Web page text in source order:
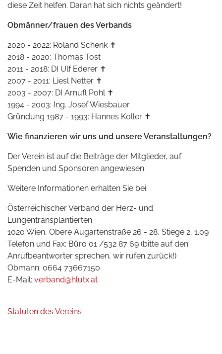
diese Zeit helfen. Daran hat sich nichts geändert!
Obmänner/frauen des Verbands
2020 - 2022: Roland Schenk ✝
2018 - 2020: Thomas Tost
2011 - 2018: DI Ulf Ederer ✝
2007 - 2011: Liesl Netter ✝
2003 - 2007: DI Arnufl Pohl ✝
1994 - 2003: Ing. Josef Wiesbauer
Gründung 1987 - 1993: Hannes Koller ✝
Wie finanzieren wir uns und unsere Veranstaltungen?
Der Verein ist auf die Beiträge der Mitglieder, auf
Spenden und Sponsoren angewiesen.
Weitere Informationen erhalten Sie bei:
Österreichischer Verband der Herz- und
Lungentransplantierten
1020 Wien, Obere Augartenstraße 26 - 28, Stiege 2, 1.09
Telefon und Fax: Büro 01 /532 87 69 (bitte auf den
Anrufbeantworter sprechen, wir rufen zurück!)
Obmann: 0664 73667150
E-Mail: verband@hlutx.at
Statuten des Vereins